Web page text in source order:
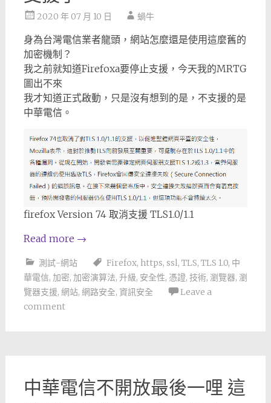
2020 年 07 月 10 日 蝸牛
身為台灣電信業者龍頭，網站怎麼還是使用這麼舊的
加密機制？
我之前就知道Firefoxa要停止支援，今天我的MRTG
圖出不來
我才知道正式啟動，只是沒有想到的是，不支援的是
中華電信。
firefox Version 74 取消支援 TLS1.0/1.1
Read more →
測試-網站 Firefox, https, ssl, TLS, TLS 1.0, 中
華電信, 加密, 加密演算法, 升級, 安全性, 憑證, 技術, 瀏覽器, 瀏
覽器支援, 網站, 網路安全, 資訊安全
Leave a
comment
中華電信不開放最後一哩 這